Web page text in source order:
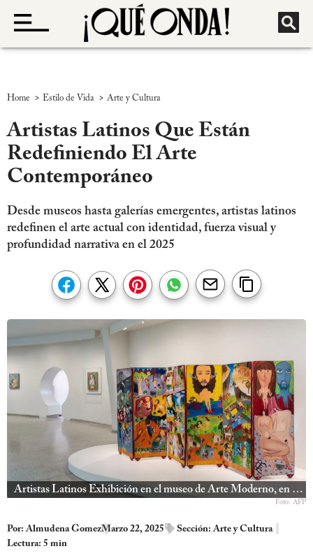
Home > Estilo de Vida > Arte y Cultura
Artistas Latinos Que Están
Redefiniendo El Arte
Contemporáneo
Desde museos hasta galerías emergentes, artistas latinos
redefinen el arte actual con identidad, fuerza visual y
profundidad narrativa en el 2025
Artistas Latinos Exhibición en el museo de Arte Moderno, en Nueva York
Foto: AFP
Por:Almudena GomezMarzo 22, 2025 Sección:Arte y Cultura
Lectura: 5 min